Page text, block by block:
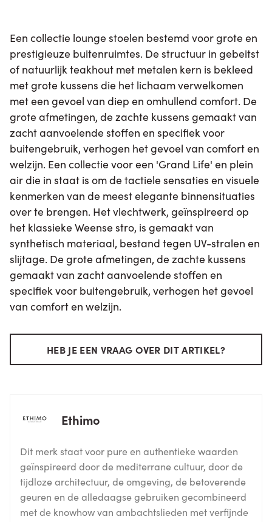
Een collectie lounge stoelen bestemd voor grote en
prestigieuze buitenruimtes. De structuur in gebeitst
of natuurlijk teakhout met metalen kern is bekleed
met grote kussens die het lichaam verwelkomen
met een gevoel van diep en omhullend comfort. De
grote afmetingen, de zachte kussens gemaakt van
zacht aanvoelende stoffen en specifiek voor
buitengebruik, verhogen het gevoel van comfort en
welzijn. Een collectie voor een 'Grand Life' en plein
air die in staat is om de tactiele sensaties en visuele
kenmerken van de meest elegante binnensituaties
over te brengen. Het vlechtwerk, geïnspireerd op
het klassieke Weense stro, is gemaakt van
synthetisch materiaal, bestand tegen UV-stralen en
slijtage. De grote afmetingen, de zachte kussens
gemaakt van zacht aanvoelende stoffen en
specifiek voor buitengebruik, verhogen het gevoel
van comfort en welzijn.
HEB JE EEN VRAAG OVER DIT ARTIKEL?
Ethimo
Dit merk staat voor pure en authentieke waarden
geïnspireerd door de mediterrane cultuur, door de
tijdloze architectuur, de omgeving, de betoverende
geuren en de alledaagse gebruiken gecombineerd
met de knowhow van ambachtslieden met verfijnde